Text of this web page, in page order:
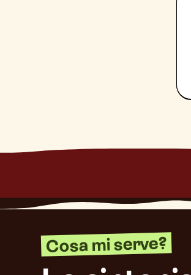
Cosa mi serve?